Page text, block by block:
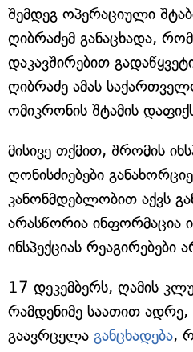
შემდეგ ოპერაციული
ღიბრაძემ განაცხადა,
დაკავშირებით
ღიბრაძე ამას
ომიკრონის შტამის
მისივე თქმით, შრომის
ღონისძიებები
კანონმდებლობით აქვს
არასწორია ინფორმაცია
ინსპექციას რეაგირებები
17 დეკემბერს, ღამის
რამდენიმე საათით ადრე,
გაავრცელა განცხადება,